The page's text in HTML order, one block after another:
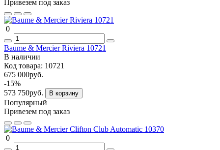
Привезем под заказ
0
Baume & Mercier Riviera 10721
В наличии
Код товара: 10721
675 000руб.
-15%
573 750руб.
В корзину
Популярный
Привезем под заказ
0